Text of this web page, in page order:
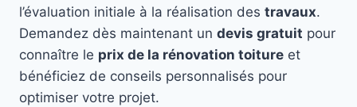
l’évaluation initiale à la réalisation des travaux.
Demandez dès maintenant un devis gratuit pour
connaître le prix de la rénovation toiture et
bénéficiez de conseils personnalisés pour
optimiser votre projet.